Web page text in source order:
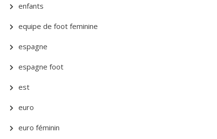
enfants
equipe de foot feminine
espagne
espagne foot
est
euro
euro féminin